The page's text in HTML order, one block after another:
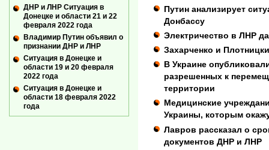
Путин анализирует
Донбассу
Электричество в ЛНР
Захарченко и
В Украине
разрешенных к
территории
Медицинские
Украины, которым
Лавров рассказал о
документов ДНР и ЛНР
ДНР и ЛНР Ситуация в
Донецке и области 21 и 22
февраля 2022 года
Владимир Путин объявил о
признании ДНР и ЛНР
Ситуация в Донецке и
области 19 и 20 февраля
2022 года
Ситуация в Донецке и
области 18 февраля 2022
года